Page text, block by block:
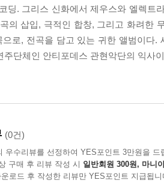
딩. 그리스 신화에서 제우스와 엘렉트
의 삽입, 극적인 합창, 그리고 화려한
으로, 전곡을 담고 있는 귀한 앨범이다
주단체인 안티포데스 관현악단의 익사
(0건)
우수리뷰를 선정하여 YES포인트 3만원을 드
구매 후 리뷰 작성 시 일반회원 300원, 마니
로드 후 작성한 리뷰만 YES포인트 지급됩니